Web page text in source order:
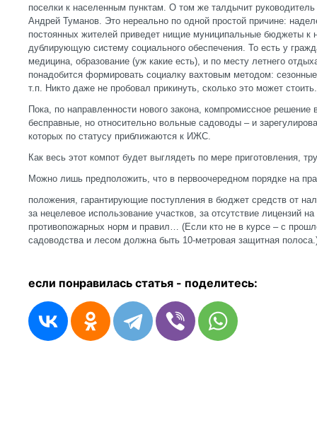
поселки к населенным пунктам. О том же талдычит
Андрей Туманов. Это нереально по одной простой причине:
постоянных жителей приведет нищие муниципальные бюджеты к
дублирующую систему социального обеспечения. То есть у
медицина, образование (уж какие есть), и по месту летнего
понадобится формировать социалку вахтовым методом:
т.п. Никто даже не пробовал прикинуть, сколько это может стоить.
Пока, по направленности нового закона, компромиссное решение
бесправные, но относительно вольные садоводы – и
которых по статусу приближаются к ИЖС.
Как весь этот компот будет выглядеть по мере приготовления,
Можно лишь предположить, что в первоочередном порядке на
положения, гарантирующие поступления в бюджет средств от
за нецелевое использование участков, за отсутствие лицензий
противопожарных норм и правил… (Если кто не в курсе – с
садоводства и лесом должна быть 10-метровая защитная
если понравилась статья - поделитесь: